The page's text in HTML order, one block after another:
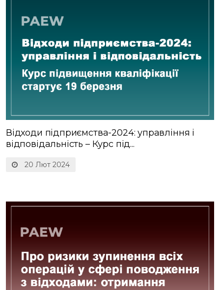
20 Лют 2024
Відходи підприємства-2024: управління і
відповідальність – Курс під...